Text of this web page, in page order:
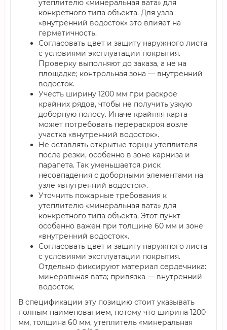
утеплителю «минеральная вата» для
конкретного типа объекта. Для узла
«внутренний водосток» это влияет на
герметичность.
Согласовать цвет и защиту наружного листа
с условиями эксплуатации покрытия.
Проверку выполняют до заказа, а не на
площадке; контрольная зона — внутренний
водосток.
Учесть ширину 1200 мм при раскрое
крайних рядов, чтобы не получить узкую
доборную полосу. Иначе крайняя карта
может потребовать перераскроя возле
участка «внутренний водосток».
Не оставлять открытые торцы утеплителя
после резки, особенно в зоне карниза и
парапета. Так уменьшается риск
несовпадения с доборными элементами на
узле «внутренний водосток».
Уточнить пожарные требования к
утеплителю «минеральная вата» для
конкретного типа объекта. Этот пункт
особенно важен при толщине 60 мм и зоне
«внутренний водосток».
Согласовать цвет и защиту наружного листа
с условиями эксплуатации покрытия.
Отдельно фиксируют материал сердечника:
минеральная вата; привязка — внутренний
водосток.
В спецификации эту позицию стоит указывать
полным наименованием, потому что ширина 1200
мм, толщина 60 мм, утеплитель «минеральная